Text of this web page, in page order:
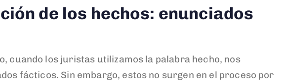
de los hechos: enunciados
cuando los juristas utilizamos la palabra hecho, nos
fácticos. Sin embargo, estos no surgen en el proceso por